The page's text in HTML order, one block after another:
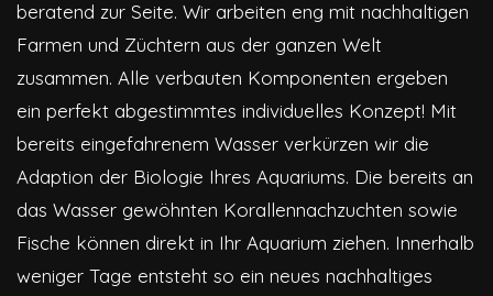
beratend zur Seite. Wir arbeiten eng mit nachhaltigen
Farmen und Züchtern aus der ganzen Welt
zusammen. Alle verbauten Komponenten ergeben
ein perfekt abgestimmtes individuelles Konzept! Mit
bereits eingefahrenem Wasser verkürzen wir die
Adaption der Biologie Ihres Aquariums. Die bereits an
das Wasser gewöhnten Korallennachzuchten sowie
Fische können direkt in Ihr Aquarium ziehen. Innerhalb
weniger Tage entsteht so ein neues nachhaltiges